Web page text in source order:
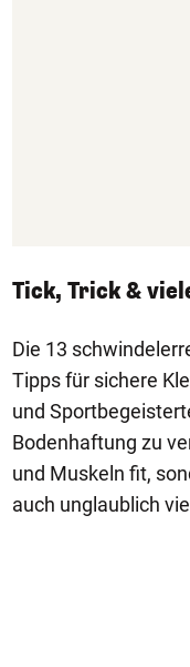
Tick, Trick &
Die 13
Tipps für sichere
und
Bodenhaftung zu
und Muskeln fit,
auch unglaublich